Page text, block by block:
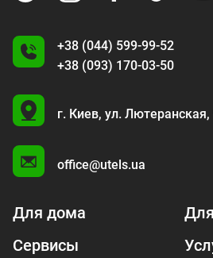
+38 (044) 599-99-52
+38 (093) 170-03-50
U
г. Киев, ул.
office@utels.ua
Для дома
Сервисы